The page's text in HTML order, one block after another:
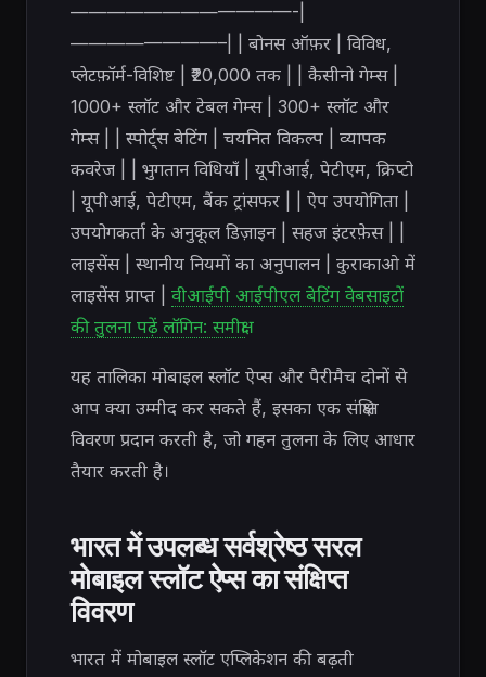
————————————-|
————————–| | बोनस ऑफ़र | विविध,
प्लेटफ़ॉर्म-विशिष्ट | ₹20,000 तक | | कैसीनो गेम्स |
1000+ स्लॉट और टेबल गेम्स | 300+ स्लॉट और
गेम्स | | स्पोर्ट्स बेटिंग | चयनित विकल्प | व्यापक
कवरेज | | भुगतान विधियाँ | यूपीआई, पेटीएम, क्रिप्टो
| यूपीआई, पेटीएम, बैंक ट्रांसफर | | ऐप उपयोगिता |
उपयोगकर्ता के अनुकूल डिज़ाइन | सहज इंटरफ़ेस | |
लाइसेंस | स्थानीय नियमों का अनुपालन | कुराकाओ में
लाइसेंस प्राप्त | वीआईपी आईपीएल बेटिंग वेबसाइटों
की तुलना पढ़ें लॉगिन: समीक्षा
यह तालिका मोबाइल स्लॉट ऐप्स और पैरीमैच दोनों से
आप क्या उम्मीद कर सकते हैं, इसका एक संक्षिप्त
विवरण प्रदान करती है, जो गहन तुलना के लिए आधार
तैयार करती है।
भारत में उपलब्ध सर्वश्रेष्ठ सरल
मोबाइल स्लॉट ऐप्स का संक्षिप्त
विवरण
भारत में मोबाइल स्लॉट एप्लिकेशन की बढ़ती